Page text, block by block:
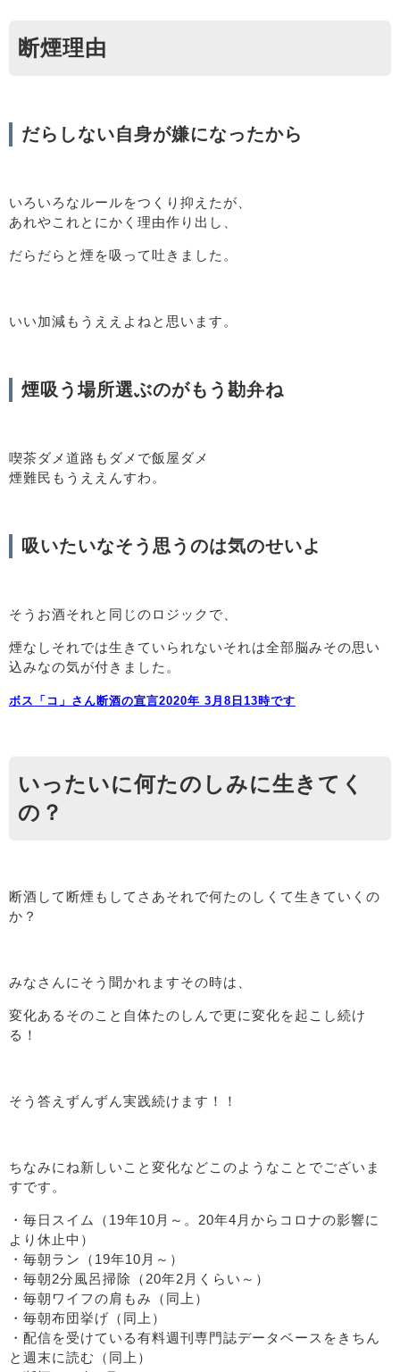
断煙理由
だらしない自身が嫌になったから
いろいろなルールをつくり抑えたが、
あれやこれとにかく理由作り出し、
だらだらと煙を吸って吐きました。
いい加減もうええよねと思います。
煙吸う場所選ぶのがもう勘弁ね
喫茶ダメ道路もダメで飯屋ダメ
煙難民もうええんすわ。
吸いたいなそう思うのは気のせいよ
そうお酒それと同じのロジックで、
煙なしそれでは生きていられないそれは全部脳みその思い
込みなの気が付きました。
ボス「コ」さん断酒の宣言2020年 3月8日13時です
いったいに何たのしみに生きてく
の？
断酒して断煙もしてさあそれで何たのしくて生きていくの
か？
みなさんにそう聞かれますその時は、
変化あるそのこと自体たのしんで更に変化を起こし続け
る！
そう答えずんずん実践続けます！！
ちなみにね新しいこと変化などこのようなことでございま
すです。
・毎日スイム（19年10月～。20年4月からコロナの影響に
より休止中）
・毎朝ラン（19年10月～）
・毎朝2分風呂掃除（20年2月くらい～）
・毎朝ワイフの肩もみ（同上）
・毎朝布団挙げ（同上）
・配信を受けている有料週刊専門誌データベースをきちん
と週末に読む（同上）